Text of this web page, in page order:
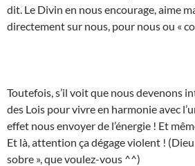
dit. Le Divin en nous encourage, aime
directement sur nous, pour nous ou «
Toutefois, s’il voit que nous devenons
des Lois pour vivre en harmonie avec
effet nous envoyer de l’énergie ! Et
Et là, attention ça dégage violent !
sobre », que voulez-vous ^^)